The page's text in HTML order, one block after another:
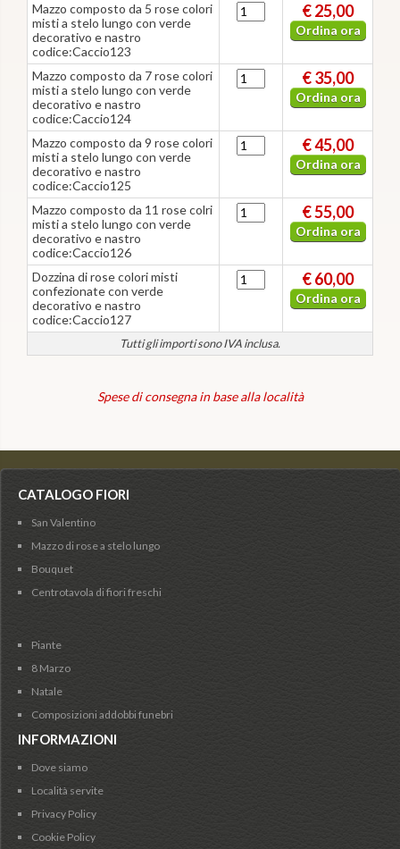
Tutti gli importi sono IVA inclusa.
Mazzo composto da 5 rose colori
misti a stelo lungo con verde
decorativo e nastro
codice:Caccio123
€ 25,00
Ordina ora
Mazzo composto da 7 rose colori
misti a stelo lungo con verde
decorativo e nastro
codice:Caccio124
€ 35,00
Ordina ora
Mazzo composto da 9 rose colori
misti a stelo lungo con verde
decorativo e nastro
codice:Caccio125
€ 45,00
Ordina ora
Mazzo composto da 11 rose colri
misti a stelo lungo con verde
decorativo e nastro
codice:Caccio126
€ 55,00
Ordina ora
Dozzina di rose colori misti
confezionate con verde
decorativo e nastro
codice:Caccio127
€ 60,00
Ordina ora
Spese di consegna in base alla località
CATALOGO FIORI
San Valentino
Mazzo di rose a stelo lungo
Bouquet
Centrotavola di fiori freschi
Piante
8 Marzo
Natale
Composizioni addobbi funebri
INFORMAZIONI
Dove siamo
Località servite
Privacy Policy
Cookie Policy